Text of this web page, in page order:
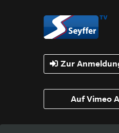
Zur
Auf Vimeo